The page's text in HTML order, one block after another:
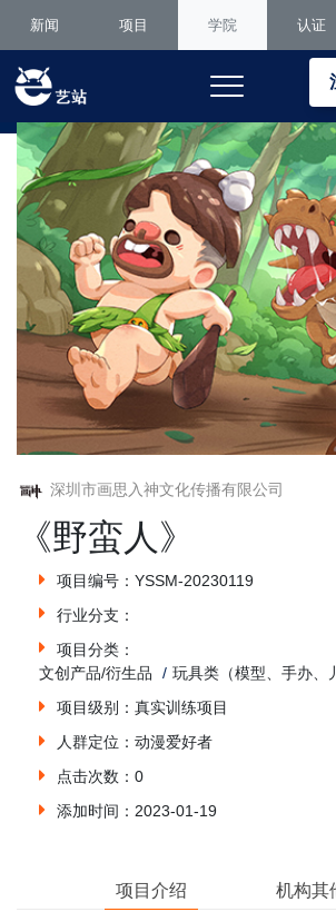
新闻 项目 学院 认证
深圳市画思入神文化传播有限公司
《野蛮人》
项目编号：YSSM-20230119
行业分支：
项目分类：
文创产品/衍生品
玩具类（模型、手办、
项目级别：真实训练项目
人群定位：动漫爱好者
点击次数：0
添加时间：2023-01-19
项目介绍 机构其